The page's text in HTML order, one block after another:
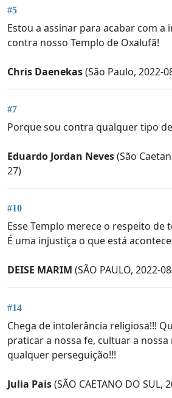
#5
Estou a assinar para acabar com a
contra nosso Templo de Oxalufã!
Chris Daenekas(São Paulo, 2022-
#7
Porque sou contra qualquer tipo
Eduardo Jordan Neves(São
27)
#10
Esse Templo merece o respeito de
É uma injustiça o que está
DEISE MARIM (SÃO PAULO, 2022-
#14
Chega de intolerância religiosa!!!
praticar a nossa fe, cultuar a
qualquer perseguição!!!
Julia Pais(SÃO CAETANO DO SUL,